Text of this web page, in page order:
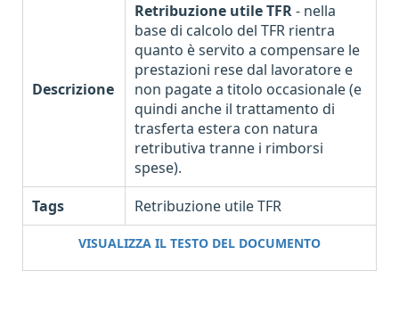
Descrizione
Retribuzione utile TFR- nella
base di calcolo del TFR rientra
quanto è servito a compensare le
prestazioni rese dal lavoratore e
non pagate a titolo occasionale (e
quindi anche il trattamento di
trasferta estera con natura
retributiva tranne i rimborsi
spese).
Tags
Retribuzione utile TFR
VISUALIZZA IL TESTO DEL DOCUMENTO